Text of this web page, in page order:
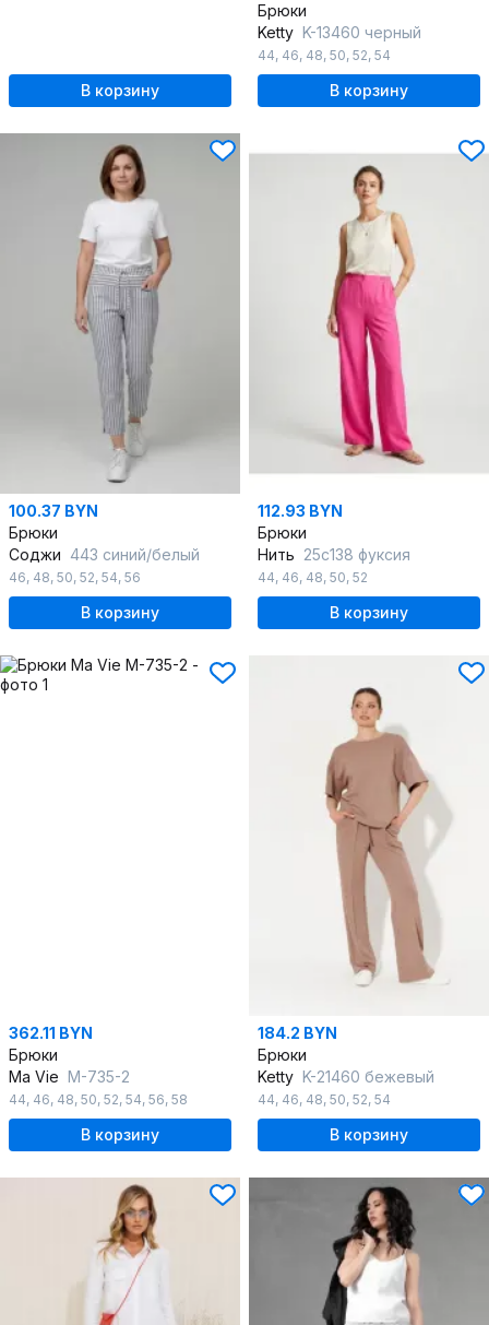
В корзину
Брюки
Ketty K-13460 черный
44, 46, 48, 50, 52, 54
В корзину
100.37 BYN
Брюки
Соджи 443 синий/белый
46, 48, 50, 52, 54, 56
В корзину
112.93 BYN
Брюки
Нить 25с138 фуксия
44, 46, 48, 50, 52
В корзину
362.11 BYN
Брюки
Ma Vie М-735-2
44, 46, 48, 50, 52, 54, 56, 58
В корзину
184.2 BYN
Брюки
Ketty K-21460 бежевый
44, 46, 48, 50, 52, 54
В корзину